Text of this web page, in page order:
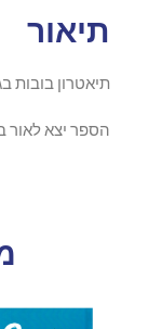
תיאור
תיאטרון בובות
הספר יצא לאור